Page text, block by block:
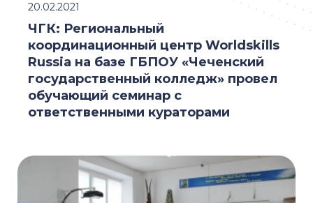
ЧГК: Региональный
координационный центр Worldskills
Russia на базе ГБПОУ «Чеченский
государственный колледж» провел
обучающий семинар с
ответственными кураторами
20.02.2021